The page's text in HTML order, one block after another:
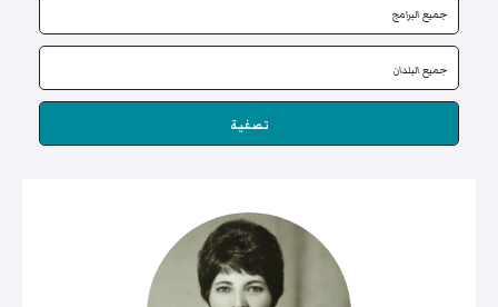
تصفية